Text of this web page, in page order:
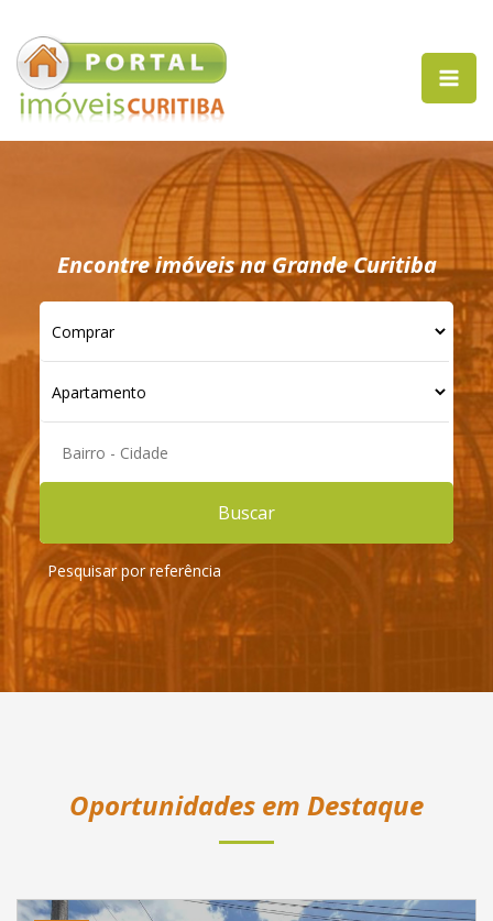
Encontre imóveis na Grande Curitiba
Buscar
Pesquisar por referência
Oportunidades em Destaque